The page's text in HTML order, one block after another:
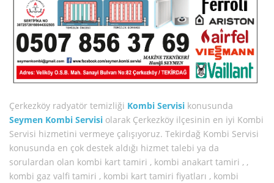
Çerkezköy radyatör temizliği Kombi Servisi konusunda
Seymen Kombi Servisi olarak Çerkezköy ilçesinin en iyi Kombi
Servisi hizmetini vermeye çalışıyoruz. Tekirdağ Kombi Servisi
konusunda en çok destek aldığı hizmet talebi ya da
sorulardan olan kombi kart tamiri , kombi anakart tamiri , ,
kombi gaz valfi tamiri , kombi kart tamiri fiyatları , kombi